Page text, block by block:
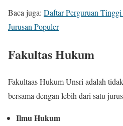
Baca juga: Daftar Perguruan
Jurusan Populer
Fakultas Hukum
Fakultaas Hukum Unsri adalah
bersama dengan lebih dari satu
Ilmu Hukum